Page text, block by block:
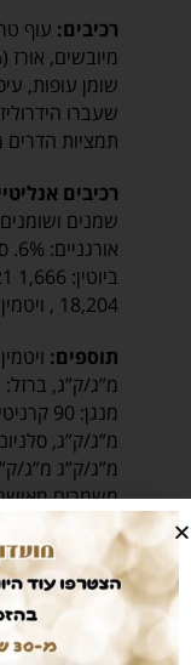
רכיבים:
שומן עופות,
שעברו
תמציות הדרים
רכיבים
18,204 , ויטמין :A
תוספים:
מ”ג/ק”ג מ”ג/
משמרים
99₪
–
₪
משקל